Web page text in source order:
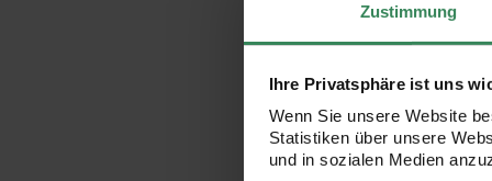
Zustimmung
Ihre Privatsphäre ist uns
Wenn Sie unsere Website
Statistiken über unsere
und in sozialen Medien